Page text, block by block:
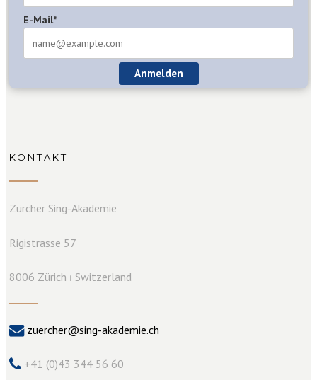
E-Mail*
Anmelden
KONTAKT
Zürcher Sing-Akademie
Rigistrasse 57
8006 Zürich ⏐ Switzerland
zuercher@sing-akademie.ch
+41 (0)43 344 56 60